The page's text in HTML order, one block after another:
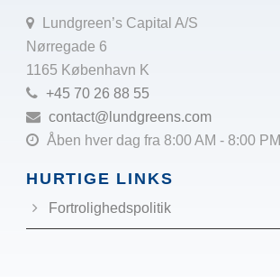
Lundgreen’s Capital A/S
Nørregade 6
1165 København K
+45 70 26 88 55
contact@lundgreens.com
Åben hver dag fra 8:00 AM - 8:00 PM
HURTIGE LINKS
Fortrolighedspolitik